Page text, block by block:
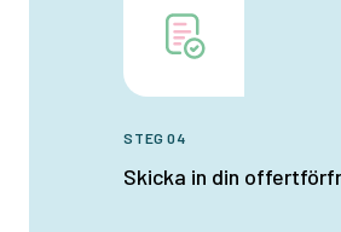
STEG 04
Skicka in din